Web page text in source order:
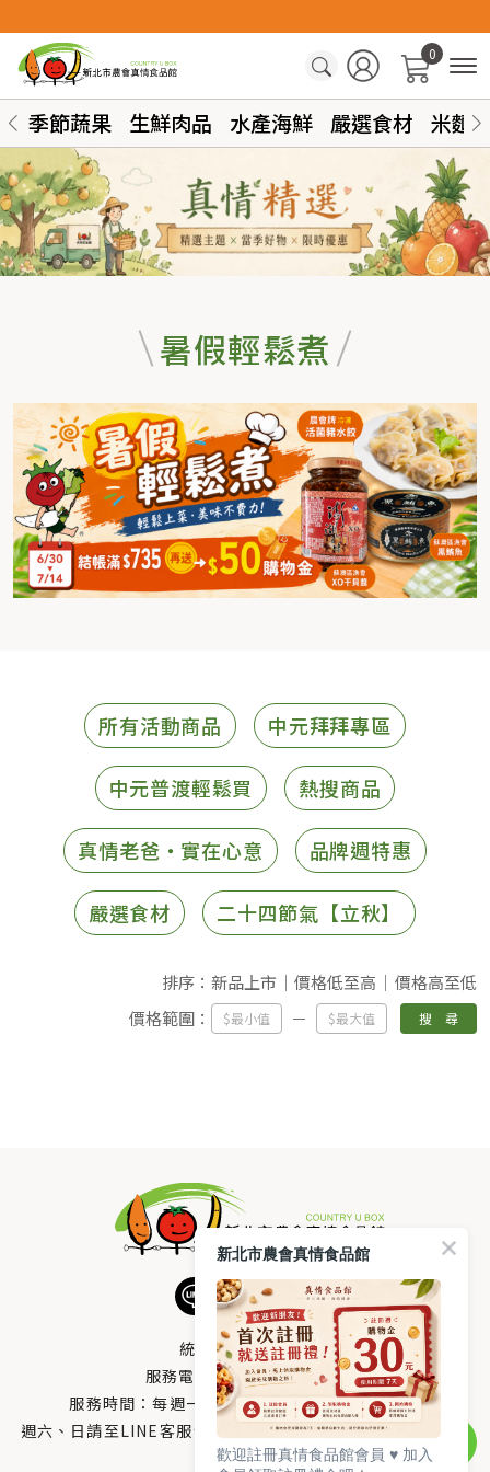
0
季節蔬果 生鮮肉品 水產海鮮 嚴選食材 米麵
暑假輕鬆煮
所有活動商品 中元拜拜專區
中元普渡輕鬆買 熱搜商品
真情老爸・實在心意 品牌週特惠
嚴選食材 二十四節氣【立秋】
排序： 新品上市 價格低至高
價格高至低
價格範圍：
搜 尋
統編：33378005
服務電話：0800-666-980
服務時間：每週一至週五AM 8：10～PM 5：00
週六、日請至LINE客服留言 LINE@帳號搜尋：@uboxorg
新北市農會真情食品館
歡迎註冊真情食品館會員 ♥️ 加入